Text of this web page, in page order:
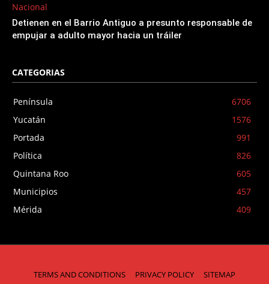
Nacional
Detienen en el Barrio Antiguo a presunto responsable de
empujar a adulto mayor hacia un tráiler
CATEGORIAS
Península
6706
Yucatán
1576
Portada
991
Política
826
Quintana Roo
605
Municipios
457
Mérida
409
TERMS AND CONDITIONS PRIVACY POLICY SITEMAP